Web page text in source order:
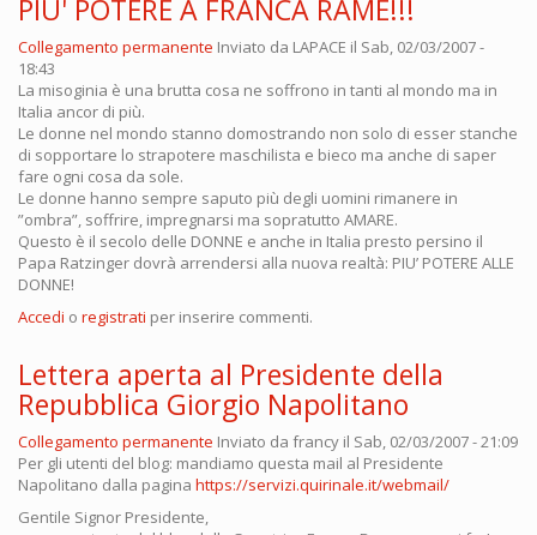
PIU' POTERE A FRANCA RAME!!!
Collegamento permanente Inviato da LAPACE il Sab, 02/03/2007 -
18:43
La misoginia è una brutta cosa ne soffrono in tanti al mondo ma in
Italia ancor di più.
Le donne nel mondo stanno domostrando non solo di esser stanche
di sopportare lo strapotere maschilista e bieco ma anche di saper
fare ogni cosa da sole.
Le donne hanno sempre saputo più degli uomini rimanere in
”ombra”, soffrire, impregnarsi ma sopratutto AMARE.
Questo è il secolo delle DONNE e anche in Italia presto persino il
Papa Ratzinger dovrà arrendersi alla nuova realtà: PIU’ POTERE ALLE
DONNE!
Accedi o registrati per inserire commenti.
Lettera aperta al Presidente della
Repubblica Giorgio Napolitano
Collegamento permanente Inviato da francy il Sab, 02/03/2007 - 21:09
Per gli utenti del blog: mandiamo questa mail al Presidente
Napolitano dalla pagina https://servizi.quirinale.it/webmail/
Gentile Signor Presidente,